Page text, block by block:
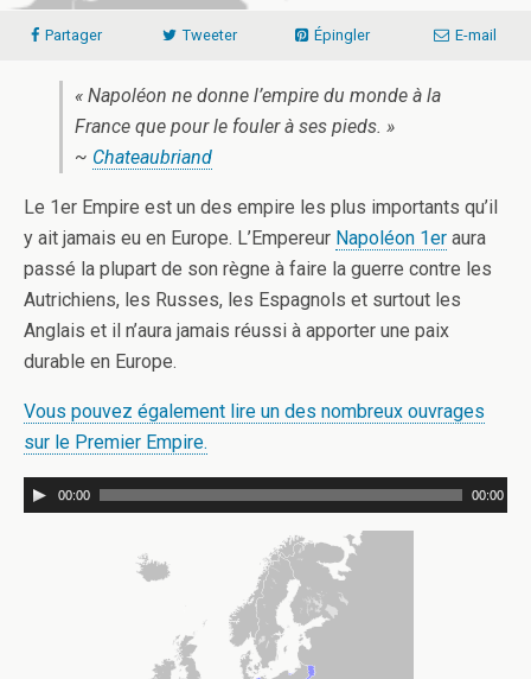
Partager Tweeter Épingler E-mail
« Napoléon ne donne l’empire du monde à la
France que pour le fouler à ses pieds. »
~ Chateaubriand
Le 1er Empire est un des empire les plus importants qu’il
y ait jamais eu en Europe. L’Empereur Napoléon 1er aura
passé la plupart de son règne à faire la guerre contre les
Autrichiens, les Russes, les Espagnols et surtout les
Anglais et il n’aura jamais réussi à apporter une paix
durable en Europe.
Vous pouvez également lire un des nombreux ouvrages
sur le Premier Empire.
00:00 00:00